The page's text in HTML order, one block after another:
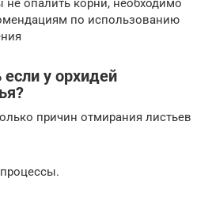
не опалить корни, необходимо
по использованию
у орхидей
причин отмирания листьев